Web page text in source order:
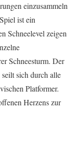
einzusammeln
ist ein
Schneelevel zeigen
Schneesturm. Der
sich durch alle
Platformer.
Herzens zur